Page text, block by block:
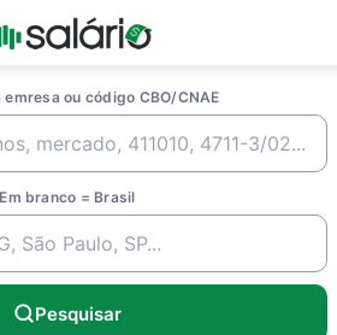
ou código CBO/CNAE
branco = Brasil
Pesquisar